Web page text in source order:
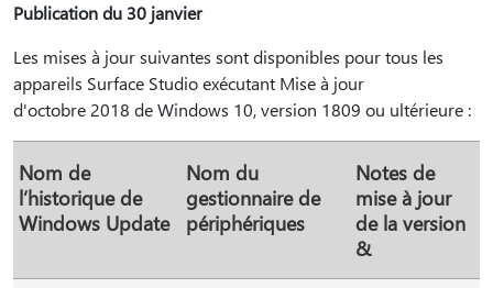
Publication du 30 janvier
Les mises à jour suivantes sont disponibles pour tous les
appareils Surface Studio exécutant Mise à jour
d'octobre 2018 de Windows 10, version 1809 ou ultérieure :
Nom de
l’historique de
Windows Update
Nom du
gestionnaire de
périphériques
Notes de
mise à jour
de la version
&